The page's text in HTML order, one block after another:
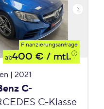
Finanzierungsanfrage
ab400 € / mtl.
| 2021
C-
C-Klasse